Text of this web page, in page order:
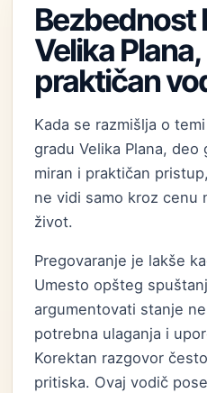
Bezbednost
Velika
praktičan
Kada se razmišlja o
gradu Velika Plana,
miran i praktičan
ne vidi samo kroz cenu
život.
Pregovaranje je lakše
Umesto opšteg
argumentovati stanje
potrebna ulaganja i
Korektan razgovor
pritiska. Ovaj vodič